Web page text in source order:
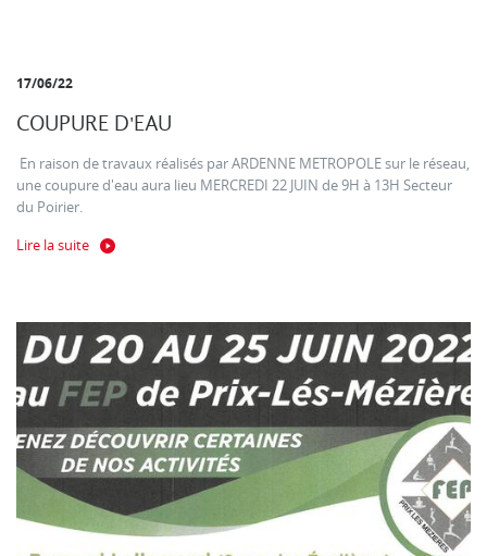
17/06/22
COUPURE D'EAU
En raison de travaux réalisés par ARDENNE METROPOLE sur le réseau,
une coupure d'eau aura lieu MERCREDI 22 JUIN de 9H à 13H Secteur
du Poirier.
Lire la suite